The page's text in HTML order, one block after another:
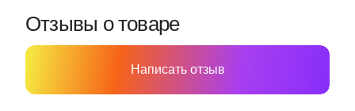
Отзывы о товаре
Написать отзыв